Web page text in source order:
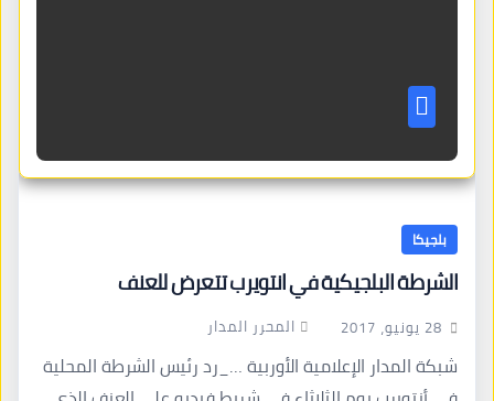
بلجيكا
الشرطة البلجيكية في انتويرب تتعرض للعنف
28 يونيو، 2017 المحرر المدار
شبكة المدار الإعلامية الأوربية …_رد رئيس الشرطة المحلية